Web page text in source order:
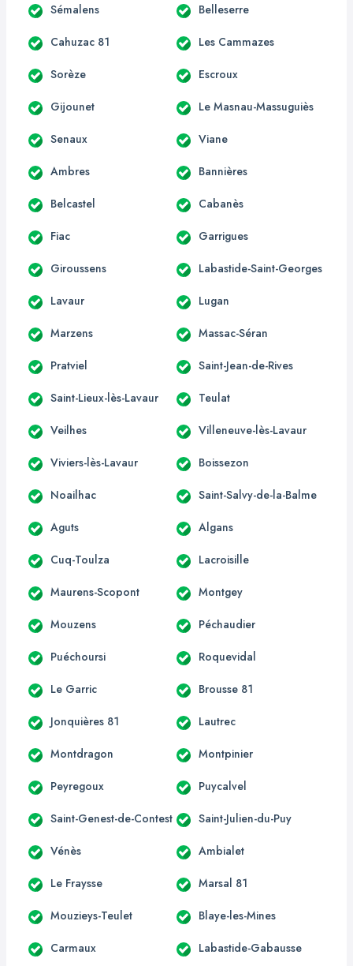
Sémalens Belleserre
Cahuzac 81 Les Cammazes
Sorèze Escroux
Gijounet Le Masnau-Massuguiès
Senaux Viane
Ambres Bannières
Belcastel Cabanès
Fiac Garrigues
Giroussens Labastide-Saint-Georges
Lavaur Lugan
Marzens Massac-Séran
Pratviel Saint-Jean-de-Rives
Saint-Lieux-lès-Lavaur Teulat
Veilhes Villeneuve-lès-Lavaur
Viviers-lès-Lavaur Boissezon
Noailhac Saint-Salvy-de-la-Balme
Aguts Algans
Cuq-Toulza Lacroisille
Maurens-Scopont Montgey
Mouzens Péchaudier
Puéchoursi Roquevidal
Le Garric Brousse 81
Jonquières 81 Lautrec
Montdragon Montpinier
Peyregoux Puycalvel
Saint-Genest-de-Contest Saint-Julien-du-Puy
Vénès Ambialet
Le Fraysse Marsal 81
Mouzieys-Teulet Blaye-les-Mines
Carmaux Labastide-Gabausse